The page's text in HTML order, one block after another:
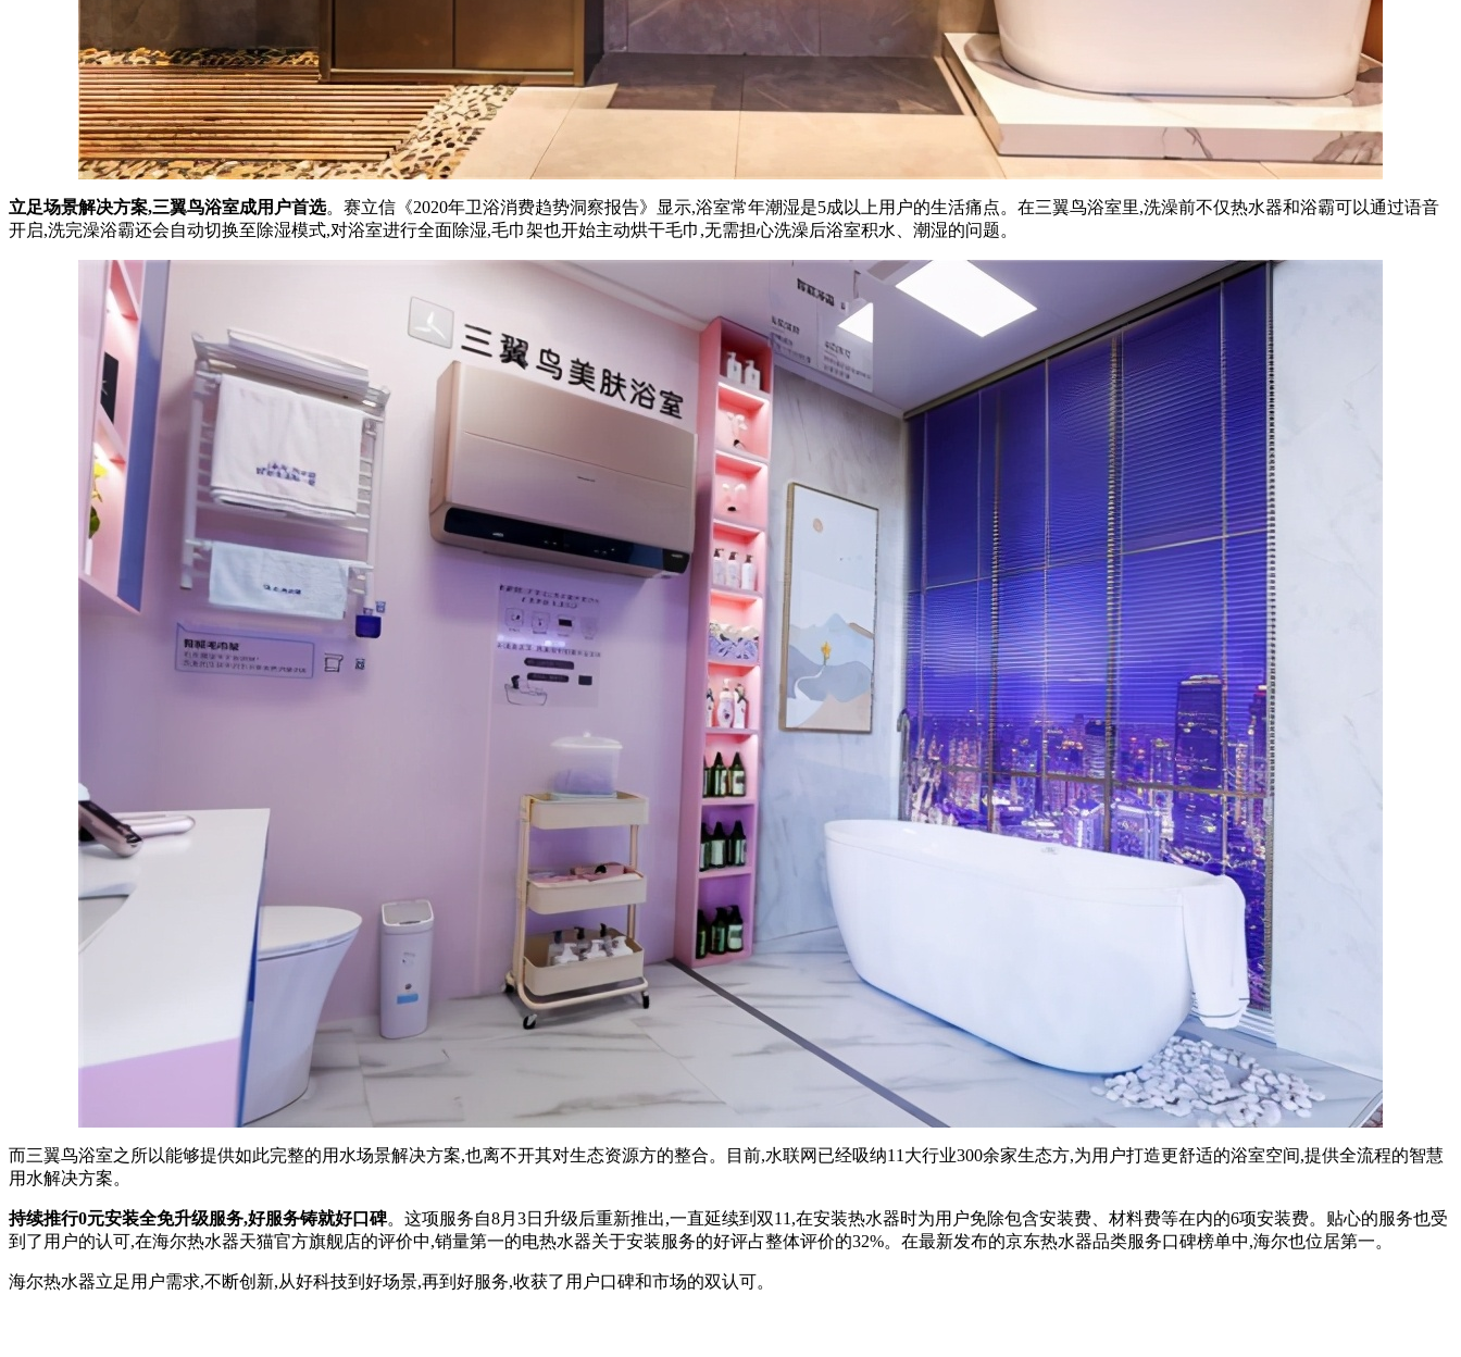
立足场景解决方案,三翼鸟浴室成用户首选。赛立信《2020年卫浴消费趋势洞察报告》显示,浴室常年潮湿是5成以上用户的生活痛点。在三翼鸟浴室里,洗澡前不仅热水器和浴霸可以通过语音
开启,洗完澡浴霸还会自动切换至除湿模式,对浴室进行全面除湿,毛巾架也开始主动烘干毛巾,无需担心洗澡后浴室积水、潮湿的问题。
而三翼鸟浴室之所以能够提供如此完整的用水场景解决方案,也离不开其对生态资源方的整合。目前,水联网已经吸纳11大行业300余家生态方,为用户打造更舒适的浴室空间,提供全流程的智慧
用水解决方案。
持续推行0元安装全免升级服务,好服务铸就好口碑。这项服务自8月3日升级后重新推出,一直延续到双11,在安装热水器时为用户免除包含安装费、材料费等在内的6项安装费。贴心的服务也受
到了用户的认可,在海尔热水器天猫官方旗舰店的评价中,销量第一的电热水器关于安装服务的好评占整体评价的32%。在最新发布的京东热水器品类服务口碑榜单中,海尔也位居第一。
海尔热水器立足用户需求,不断创新,从好科技到好场景,再到好服务,收获了用户口碑和市场的双认可。